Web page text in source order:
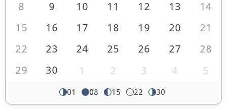
8
9 10 11 12 13
14
15
16 17 18 19 20
21
22
23 24 25 26 27
28
29
30 1 2 3 4 5
01 08 15 22 30